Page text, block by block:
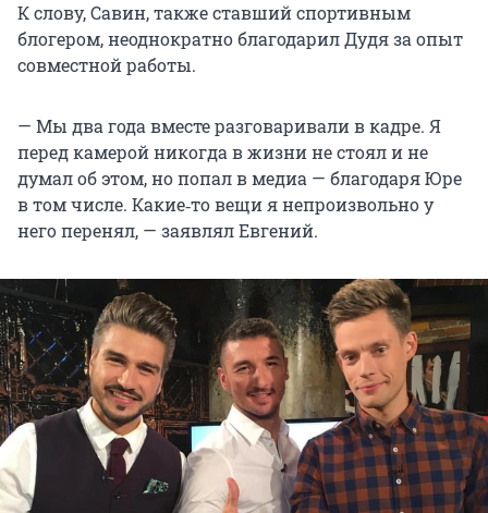
К слову, Савин, также ставший спортивным
блогером, неоднократно благодарил Дудя за опыт
совместной работы.
— Мы два года вместе разговаривали в кадре. Я
перед камерой никогда в жизни не стоял и не
думал об этом, но попал в медиа — благодаря Юре
в том числе. Какие‑то вещи я непроизвольно у
него перенял, — заявлял Евгений.